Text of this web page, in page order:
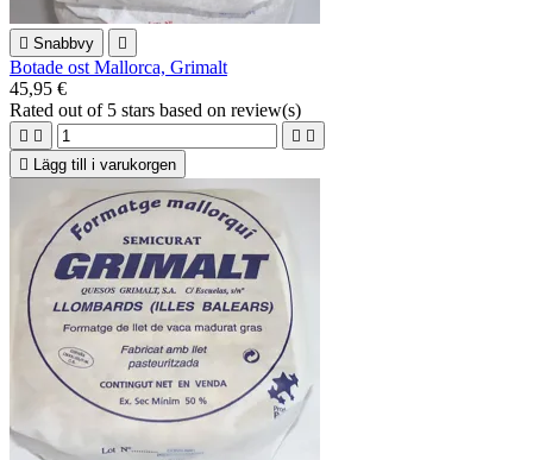
 Snabbvy 
Botade ost Mallorca, Grimalt
45,95 €
Rated out of 5 stars based on review(s)
   

Lägg till i varukorgen